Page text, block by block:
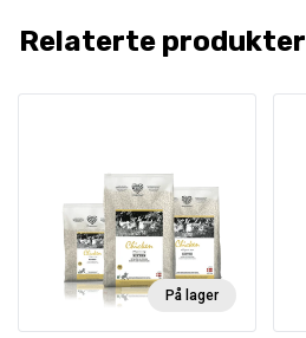
Relaterte produkter
På lager